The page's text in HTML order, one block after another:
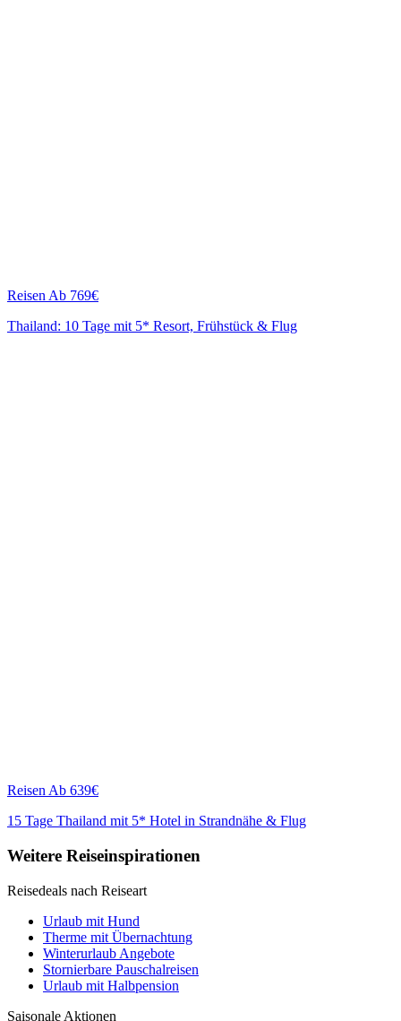
Reisen Ab 769€
Thailand: 10 Tage mit 5* Resort, Frühstück & Flug
Reisen Ab 639€
15 Tage Thailand mit 5* Hotel in Strandnähe & Flug
Weitere Reiseinspirationen
Reisedeals nach Reiseart
Urlaub mit Hund
Therme mit Übernachtung
Winterurlaub Angebote
Stornierbare Pauschalreisen
Urlaub mit Halbpension
Saisonale Aktionen